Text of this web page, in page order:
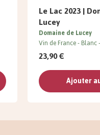
Le Lac 2023 |
Lucey
Domaine de Lucey
Vin de France Blanc
23,90 €
Ajouter